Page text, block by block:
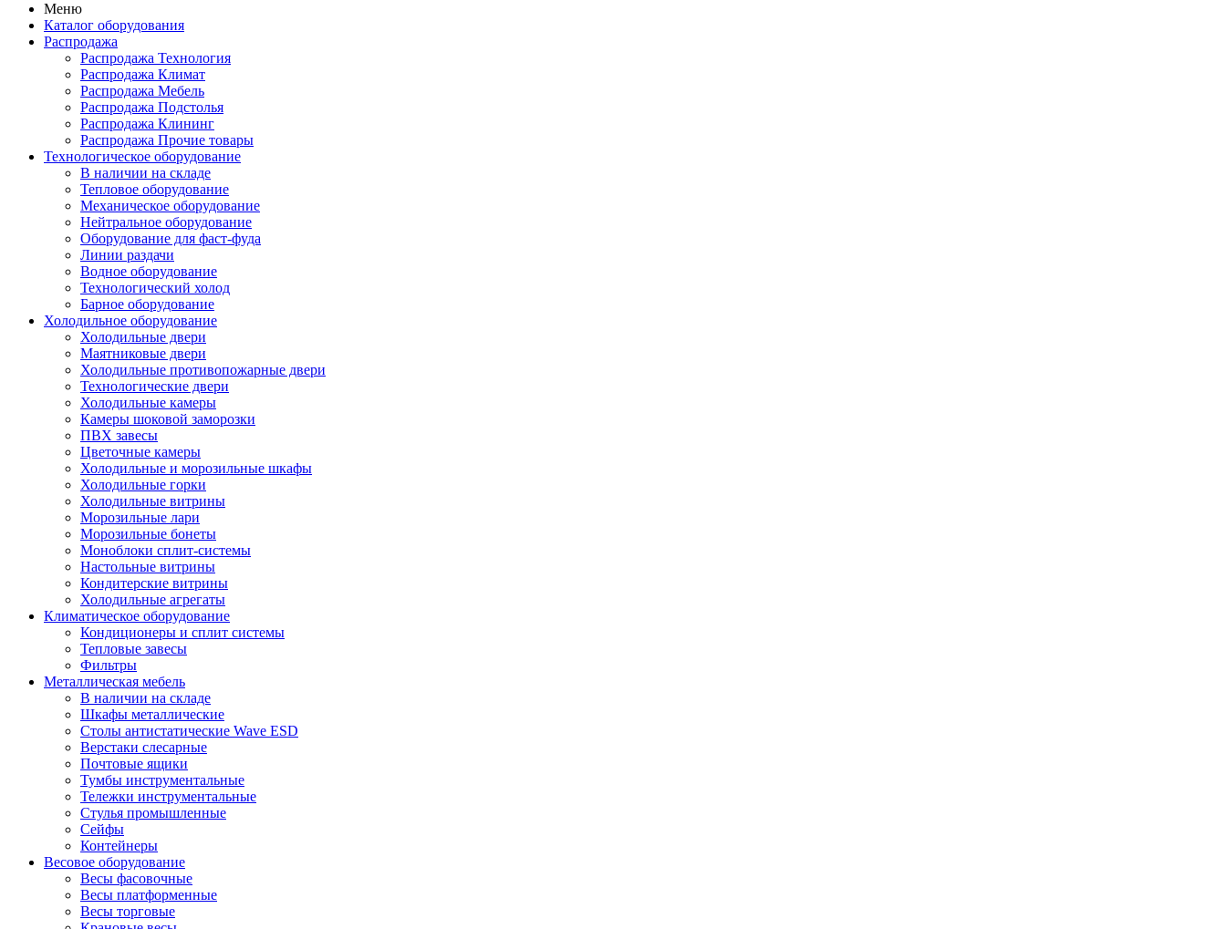
Меню
Каталог оборудования
Распродажа
Распродажа Технология
Распродажа Климат
Распродажа Мебель
Распродажа Подстолья
Распродажа Клининг
Распродажа Прочие товары
Технологическое оборудование
В наличии на складе
Тепловое оборудование
Механическое оборудование
Нейтральное оборудование
Оборудование для фаст-фуда
Линии раздачи
Водное оборудование
Технологический холод
Барное оборудование
Холодильное оборудование
Холодильные двери
Маятниковые двери
Холодильные противопожарные двери
Технологические двери
Холодильные камеры
Камеры шоковой заморозки
ПВХ завесы
Цветочные камеры
Холодильные и морозильные шкафы
Холодильные горки
Холодильные витрины
Морозильные лари
Морозильные бонеты
Моноблоки сплит-системы
Настольные витрины
Кондитерские витрины
Холодильные агрегаты
Климатическое оборудование
Кондиционеры и сплит системы
Тепловые завесы
Фильтры
Металлическая мебель
В наличии на складе
Шкафы металлические
Столы антистатические Wave ESD
Верстаки слесарные
Почтовые ящики
Тумбы инструментальные
Тележки инструментальные
Стулья промышленные
Сейфы
Контейнеры
Весовое оборудование
Весы фасовочные
Весы платформенные
Весы торговые